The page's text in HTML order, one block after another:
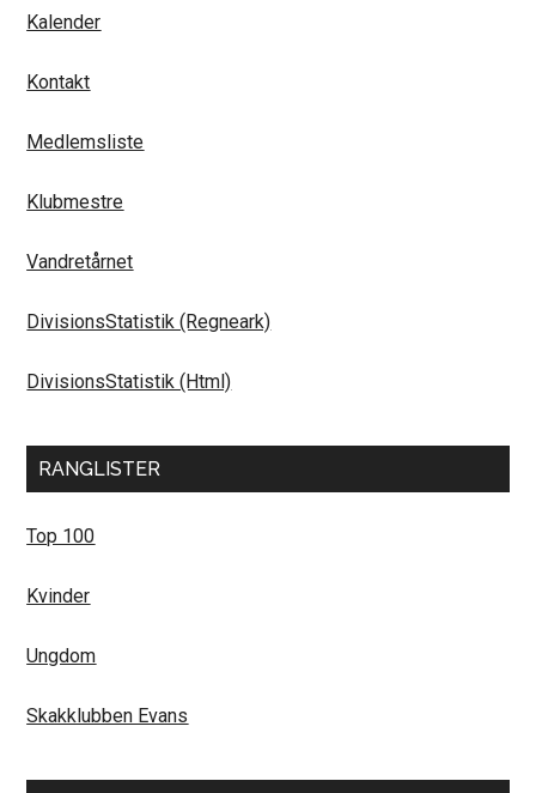
Kalender
Kontakt
Medlemsliste
Klubmestre
Vandretårnet
DivisionsStatistik (Regneark)
DivisionsStatistik (Html)
RANGLISTER
Top 100
Kvinder
Ungdom
Skakklubben Evans